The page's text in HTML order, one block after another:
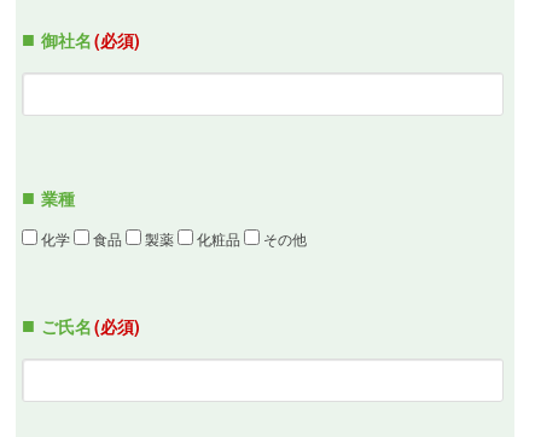
御社名(必須)
業種
化学 食品 製薬 化粧品 その他
ご氏名(必須)